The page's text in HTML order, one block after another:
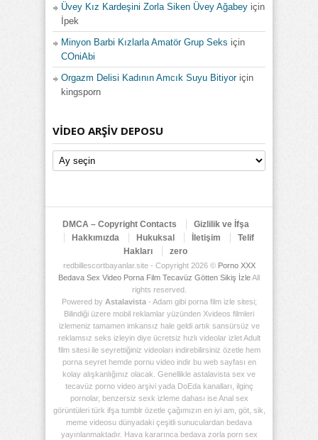
Üvey Kız Kardeşini Zorla Siken Üvey Ağabey için
İpek
Minyon Barbi Kızlarla Amatör Grup Seks için
COniAbi
Orgazm Delisi Kadının Amcık Suyu Bitiyoriçin
kingsporn
VIDEO ARŞIV DEPOSU
Video
Arşiv
DMCA – Copyright Contacts
Gizlilik ve İfşa
Hakkımızda
Hukuksal İletişim
Telif
Hakları
zero
redbillescortbayanlar.site - Copyright 2026 © Porno XXX
Bedava Sex Video Porna Film Tecavüz Götten Sikiş İzleAll
rights reserved.
Powered by Astalavista- Adam gibi porna film izle sitesi;
Bilindiği üzere mobil reklamlar yüzünden Xvideos filmleri
izlemeniz tamamen imkansız hale geldi artık sansürsüz ve
reklamsız seks izleyin diye ücretsiz hızlı videolar izlet Adult
film sitesi ile seyrettiğiniz videoları indirebilirsiniz özetle hem
porna seyret hemde pornu video indir bu web sayfası en
kolay alışkanlığınız olacak. Genellikle astalavista sex ve
tecavüz porno video arşivi yada DoEda kanalları, ilginç
pornolar, benzersiz sexk izleme dahası ise Anal sex
görüntüleri türk ifşa tumblr özetle çağımızın en iyi am, göt, sik,
meme videosu dünyadaki çeşitli sunuculardan bedava
yayınlanmaktadır. Hava kararınca bedava zorla porn sex